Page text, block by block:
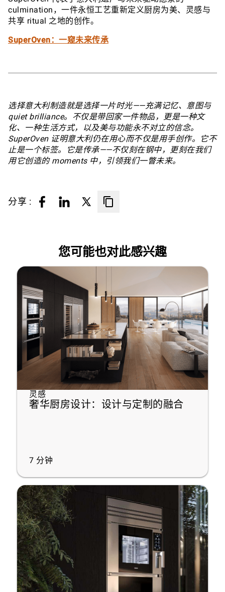
culmination，一件永恒工艺重新定义厨房为美、灵感与
共享 ritual 之地的创作。
SuperOven：一窥未来传承
选择意大利制造就是选择一片时光——充满记忆、意图与
quiet brilliance。不仅是带回家一件物品，更是一种文
化、一种生活方式，以及美与功能永不对立的信念。
SuperOven 证明意大利仍在用心而不仅是用手创作。它不
止是一个标签。它是传承——不仅刻在钢中，更刻在我们
用它创造的 moments 中，引领我们一瞥未来。
分享 :
您可能也对此感兴趣
灵感
奢华厨房设计：设计与定制的融合
7 分钟